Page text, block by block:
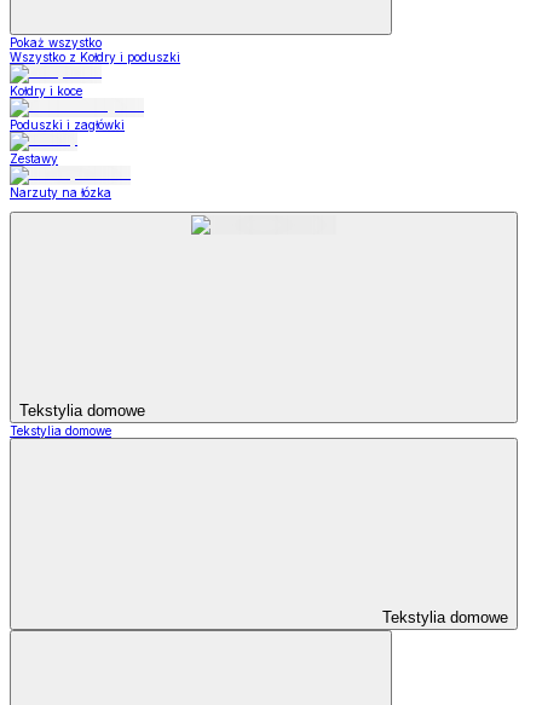
Pokaż wszystko
Wszystko z Kołdry i poduszki
Kołdry i koce
Poduszki i zagłówki
Zestawy
Narzuty na łózka
Tekstylia domowe
Tekstylia domowe
Tekstylia domowe